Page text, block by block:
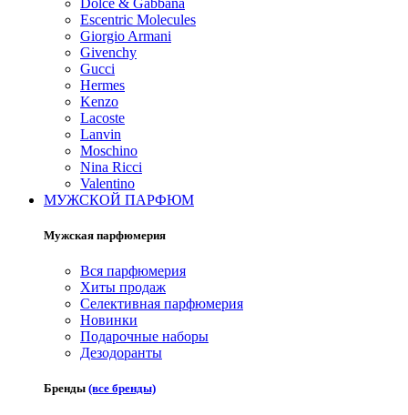
Escentric Molecules
Giorgio Armani
Givenchy
Gucci
Hermes
Kenzo
Lacoste
Lanvin
Moschino
Nina Ricci
Valentino
МУЖСКОЙ ПАРФЮМ
Мужская парфюмерия
Вся парфюмерия
Хиты продаж
Селективная парфюмерия
Новинки
Подарочные наборы
Дезодоранты
Бренды (все бренды)